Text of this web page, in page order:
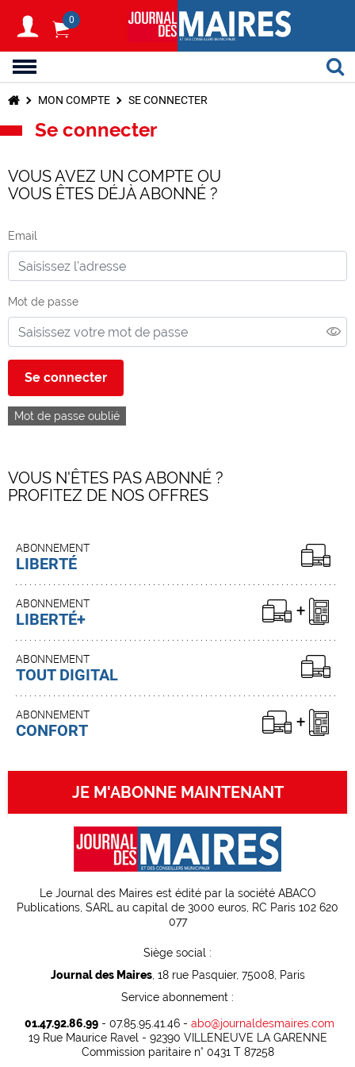
0
MON COMPTE SE CONNECTER
Se connecter
VOUS AVEZ UN COMPTE OU
VOUS ÊTES DÉJÀ ABONNÉ ?
Email
Mot de passe
Se connecter
Mot de passe oublié
VOUS N'ÊTES PAS ABONNÉ ?
PROFITEZ DE NOS OFFRES
ABONNEMENT
LIBERTÉ
ABONNEMENT
LIBERTÉ+
ABONNEMENT
TOUT DIGITAL
ABONNEMENT
CONFORT
JE M'ABONNE MAINTENANT
Le Journal des Maires est édité par la société ABACO
Publications, SARL au capital de 3000 euros, RC Paris 102 620
077
Siège social :
Journal des Maires, 18 rue Pasquier, 75008, Paris
Service abonnement :
01.47.92.86.99- 07.85.95.41.46 - abo@journaldesmaires.com
19 Rue Maurice Ravel - 92390 VILLENEUVE LA GARENNE
Commission paritaire n° 0431 T 87258